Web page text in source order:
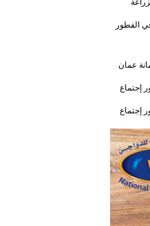
الدولي ال (51) للزراعة
الفطور
عمان
إجتماع
إجتماع